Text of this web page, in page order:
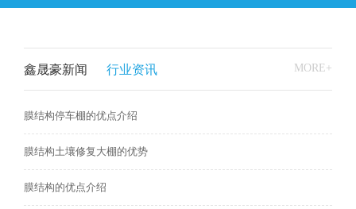
鑫晟豪新闻 行业资讯 MORE+
膜结构停车棚的优点介绍
膜结构土壤修复大棚的优势
膜结构的优点介绍